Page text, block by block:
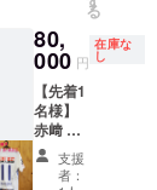
る
80,
000 円
在庫な
し
【先着1
名様】
赤﨑 秀
平 選
手 サ
支援
者：